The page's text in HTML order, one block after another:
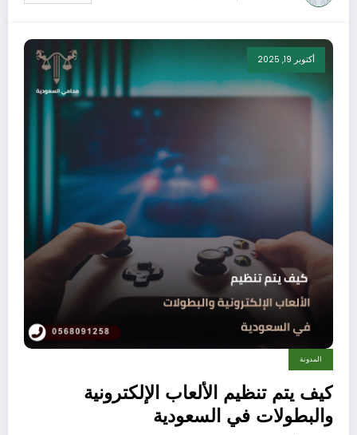
أكتوبر 19, 2025
المدونة
كيف يتم تنظيم الألعاب الإلكترونية
والبطولات في السعودية